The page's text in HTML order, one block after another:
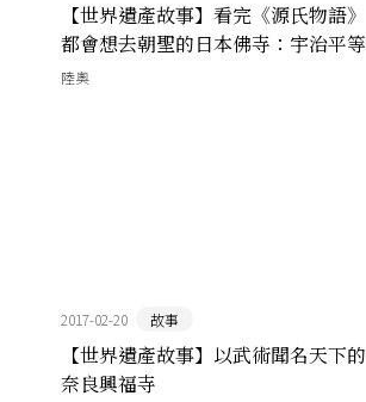
【世界遺產故事】看完《源氏物語》
都會想去朝聖的日本佛寺：宇治平等
院
陸奧
2017-02-20 故事
【世界遺產故事】以武術聞名天下的
奈良興福寺